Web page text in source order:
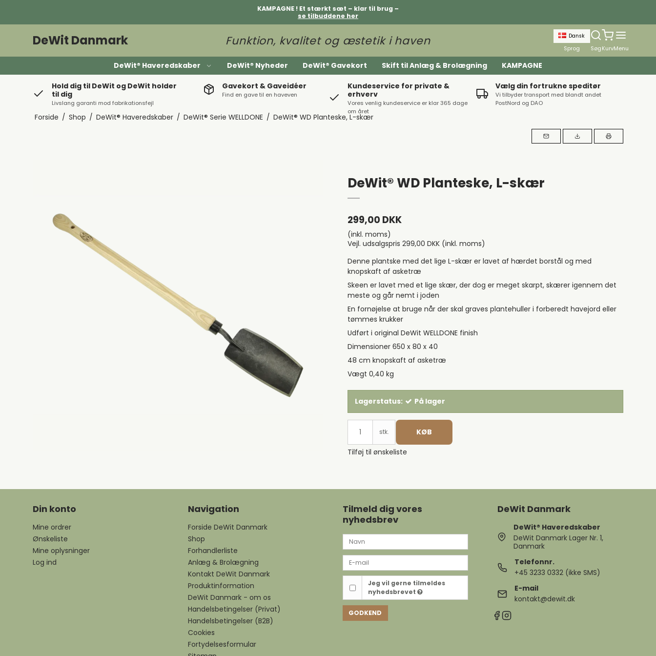
KAMPAGNE ! Et stærkt sæt – klar til brug –
se tilbuddene her
DeWit Danmark Funktion, kvalitet og æstetik i haven Dansk
Sprog SøgKurvMenu
DeWit® Haveredskaber DeWit® Nyheder DeWit® Gavekort Skift til Anlæg & Brolægning KAMPAGNE
Hold dig til DeWit og DeWit holder
til dig
Livslang garanti mod fabrikationsfejl
Gavekort & Gaveidéer
Find en gave til en haveven
Kundeservice for private &
erhverv
Vores venlig kundeservice er klar 365 dage
om året
Vælg din fortrukne speditør
Vi tilbyder transport med blandt andet
PostNord og DAO
Forside / Shop / DeWit® Haveredskaber / DeWit® Serie WELLDONE / DeWit® WD Planteske, L-skær
DeWit® WD Planteske, L-skær
299,00 DKK
(inkl. moms)
Vejl. udsalgspris 299,00 DKK (inkl. moms)
Denne plantske med det lige L-skær er lavet af hærdet borstål og med
knopskaft af asketræ
Skeen er lavet med et lige skær, der dog er meget skarpt, skærer igennem det
meste og går nemt i joden
En fornøjelse at bruge når der skal graves plantehuller i forberedt havejord eller
tømmes krukker
Udført i original DeWit WELLDONE finish
Dimensioner 650 x 80 x 40
48 cm knopskaft af asketræ
Vægt 0,40 kg
Lagerstatus: På lager
stk. KØB
Tilføj til ønskeliste
Din konto
Mine ordrer
Ønskeliste
Mine oplysninger
Log ind
Navigation
Forside DeWit Danmark
Shop
Forhandlerliste
Anlæg & Brolægning
Kontakt DeWit Danmark
Produktinformation
DeWit Danmark - om os
Handelsbetingelser (Privat)
Handelsbetingelser (B2B)
Cookies
Fortydelsesformular
Tilmeld dig vores
nyhedsbrev
Jeg vil gerne tilmeldes
nyhedsbrevet
GODKEND
DeWit Danmark
DeWit® Haveredskaber
DeWit Danmark Lager Nr. 1,
Danmark
Telefonnr.
+45 3233 0332 (ikke SMS)
E-mail
kontakt@dewit.dk